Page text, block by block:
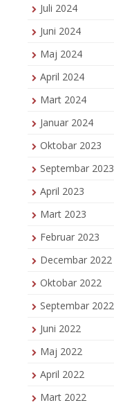
Juli 2024
Juni 2024
Maj 2024
April 2024
Mart 2024
Januar 2024
Oktobar 2023
Septembar 2023
April 2023
Mart 2023
Februar 2023
Decembar 2022
Oktobar 2022
Septembar 2022
Juni 2022
Maj 2022
April 2022
Mart 2022